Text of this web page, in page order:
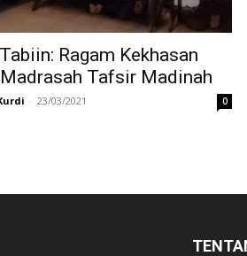
Referensi
di
Ragam Kekhasan
Tafsir Madinah
- 23/03/2021 0